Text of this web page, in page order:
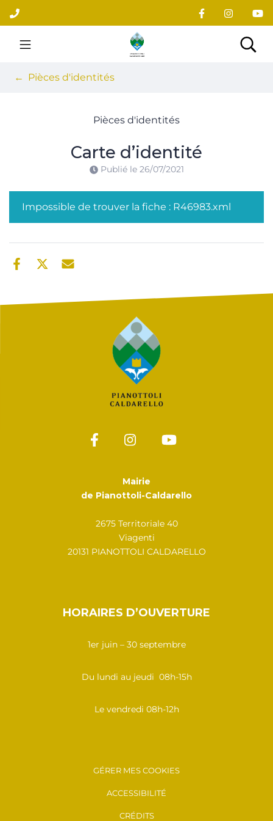
Aller
au
contenu
Site officiel du village
Pièces d'identités
Pièces d'identités
Carte d’identité
Publié le 26/07/2021
Impossible de trouver la fiche : R46983.xml
Mairie
de Pianottoli-Caldarello
2675 Territoriale 40
Viagenti
20131 PIANOTTOLI CALDARELLO
HORAIRES D’OUVERTURE
1er juin – 30 septembre
Du lundi au jeudi 08h-15h
Le vendredi 08h-12h
GÉRER MES COOKIES
ACCESSIBILITÉ
CRÉDITS